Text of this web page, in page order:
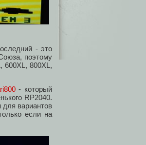
- это
поэтому
600XL, 800XL,
- который
RP2040.
для вариантов
если на